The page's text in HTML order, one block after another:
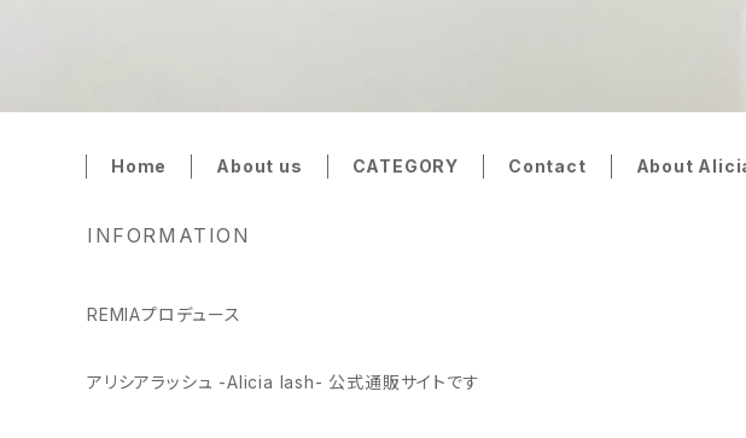
Home About us CATEGORY Contact About
INFORMATION
REMIAプロデュース
アリシアラッシュ -Alicia lash- 公式通販サイトです